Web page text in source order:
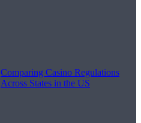
Comparing Casino Regulations
Across States in the US